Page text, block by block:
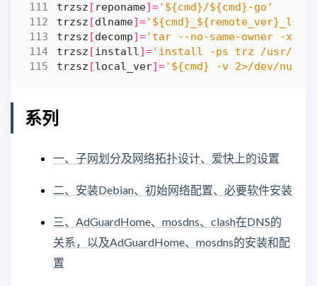
trzsz [ reponame]='${cmd}/${cmd}-go'
trzsz [dlname]=
trzsz [decomp]='tar --no-same-owner -xf
trzsz [install]='install -ps trz /usr/
trzsz [local_ver]='${cmd} -v 2>/dev/
系列
一、子网划分及网络拓扑设计、爱快上的设置
二、安装Debian、初始网络配置、必要软件安装
三、AdGuardHome、mosdns、clash在DNS的
关系，以及AdGuardHome、mosdns的安装和配
置